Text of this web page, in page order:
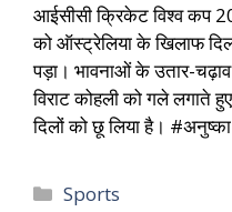
आईसीसी क्रिकेट विश्व कप
को ऑस्ट्रेलिया के खिलाफ
पड़ा। भावनाओं के उतार-
विराट कोहली को गले लगाते
दिलों को छू लिया है।
Sports